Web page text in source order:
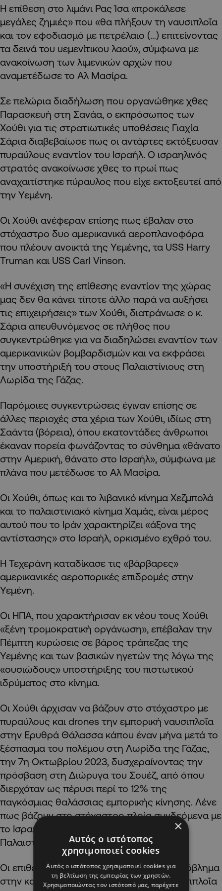
Η επίθεση στο λιμάνι Ρας Ίσα «προκάλεσε
μεγάλες ζημιές» που «θα πλήξουν τη ναυσιπλοΐα
και τον εφοδιασμό με πετρέλαιο (…) επιτείνοντας
τα δεινά του υεμενίτικου λαού», σύμφωνα με
ανακοίνωση των λιμενικών αρχών που
αναμετέδωσε το Αλ Μασίρα.
Σε πελώρια διαδήλωση που οργανώθηκε χθες
Παρασκευή στη Σανάα, ο εκπρόσωπος των
Χούθι για τις στρατιωτικές υποθέσεις Γιαχία
Σάρια διαβεβαίωσε πως οι αντάρτες εκτόξευσαν
πυραύλους εναντίον του Ισραήλ. Ο ισραηλινός
στρατός ανακοίνωσε χθες το πρωί πως
αναχαιτίστηκε πύραυλος που είχε εκτοξευτεί από
την Υεμένη.
Οι Χούθι ανέφεραν επίσης πως έβαλαν στο
στόχαστρο δυο αμερικανικά αεροπλανοφόρα
που πλέουν ανοικτά της Υεμένης, τα USS Harry
Truman και USS Carl Vinson.
«Η συνέχιση της επίθεσης εναντίον της χώρας
μας δεν θα κάνει τίποτε άλλο παρά να αυξήσει
τις επιχειρήσεις» των Χούθι, διατράνωσε ο κ.
Σάρια απευθυνόμενος σε πλήθος που
συγκεντρώθηκε για να διαδηλώσει εναντίον των
αμερικανικών βομβαρδισμών και να εκφράσει
την υποστήριξή του στους Παλαιστίνιους στη
Λωρίδα της Γάζας.
Παρόμοιες συγκεντρώσεις έγιναν επίσης σε
άλλες περιοχές στα χέρια των Χούθι, ιδίως στη
Σαάντα (βόρεια), όπου εκατοντάδες άνθρωποι
έκαναν πορεία φωνάζοντας το σύνθημα «θάνατο
στην Αμερική, θάνατο στο Ισραήλ», σύμφωνα με
πλάνα που μετέδωσε το Αλ Μασίρα.
Οι Χούθι, όπως και το λιβανικό κίνημα Χεζμπολά
και το παλαιστινιακό κίνημα Χαμάς, είναι μέρος
αυτού που το Ιράν χαρακτηρίζει «άξονα της
αντίστασης» στο Ισραήλ, ορκισμένο εχθρό του.
Η Τεχεράνη καταδίκασε τις «βάρβαρες»
αμερικανικές αεροπορικές επιδρομές στην
Υεμένη.
Οι ΗΠΑ, που χαρακτήρισαν εκ νέου τους Χούθι
«ξένη τρομοκρατική οργάνωση», επέβαλαν την
Πέμπτη κυρώσεις σε βάρος τράπεζας της
Υεμένης και των βασικών ηγετών της λόγω της
«ουσιώδους» υποστήριξης του πιστωτικού
ιδρύματος στο κίνημα.
Οι Χούθι άρχισαν να βάζουν στο στόχαστρο με
πυραύλους και drones την εμπορική ναυσιπλοΐα
στην Ερυθρά Θάλασσα κάπου έναν μήνα μετά το
ξέσπασμα του πολέμου στη Λωρίδα της Γάζας,
την 7η Οκτωβρίου 2023, δυσχεραίνοντας την
πρόσβαση στη Διώρυγα του Σουέζ, από όπου
διερχόταν ως πέρυσι περί το 12% της
παγκόσμιας θαλάσσιας εμπορικής κίνησης. Λένε
πως βάζουν στο στόχαστρο πλοία συνδεόμενα με
το Ισραήλ, σε ένδειξη αλληλεγγύης στους
Παλαιστίνιους.
Οι επιθέσεις τους προκάλεσαν μεγάλο πρόβλημα
στην καίριας σημασίας για τη διεθνή ναυσιπλοΐα
×
Αυτός ο ιστότοπος
χρησιμοποιεί cookies
Αυτός ο ιστότοπος χρησιμοποιεί cookies για
τη βελτίωση της εμπειρίας των χρηστών.
Χρησιμοποιώντας τον ιστότοπό μας, παρέχετε